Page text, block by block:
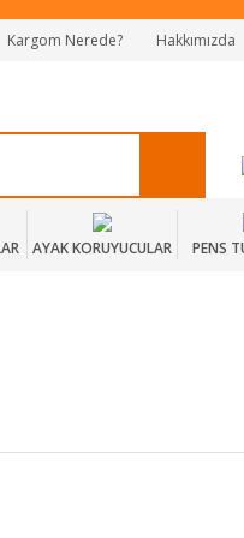
Kargom Nerede? Hakkımızda
AYAK KORUYUCULAR PENS